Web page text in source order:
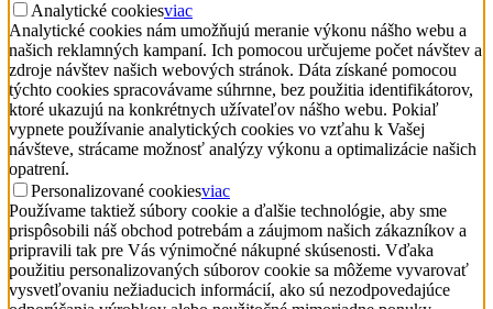
Analytické cookiesviac
Analytické cookies nám umožňujú meranie výkonu nášho webu a
našich reklamných kampaní. Ich pomocou určujeme počet návštev a
zdroje návštev našich webových stránok. Dáta získané pomocou
týchto cookies spracovávame súhrnne, bez použitia identifikátorov,
ktoré ukazujú na konkrétnych užívateľov nášho webu. Pokiaľ
vypnete používanie analytických cookies vo vzťahu k Vašej
návšteve, strácame možnosť analýzy výkonu a optimalizácie našich
opatrení.
Personalizované cookiesviac
Používame taktiež súbory cookie a ďalšie technológie, aby sme
prispôsobili náš obchod potrebám a záujmom našich zákazníkov a
pripravili tak pre Vás výnimočné nákupné skúsenosti. Vďaka
použitiu personalizovaných súborov cookie sa môžeme vyvarovať
vysvetľovaniu nežiaducich informácií, ako sú nezodpovedajúce